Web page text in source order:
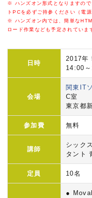
※ ハンズオン形式となりますの
トPCを必ずご持参ください（電
※ ハンズオン内では、簡単な
ロード作業なども予定されていま
日時
2017年
14:00
会場
関東IT
C室
東京都
参加費 無料
講師
シック
タント
定員 10名
●